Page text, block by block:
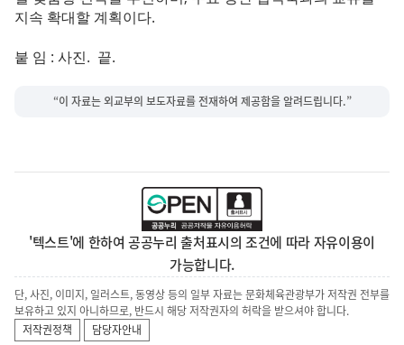
지속 확대할 계획이다.
붙 임 : 사진. 끝.
“이 자료는 외교부의 보도자료를 전재하여 제공함을 알려드립니다.”
'텍스트'에 한하여 공공누리 출처표시의 조건에 따라 자유이용이
가능합니다.
단, 사진, 이미지, 일러스트, 동영상 등의 일부 자료는 문화체육관광부가 저작권 전부를
보유하고 있지 아니하므로, 반드시 해당 저작권자의 허락을 받으셔야 합니다.
저작권정책
담당자안내